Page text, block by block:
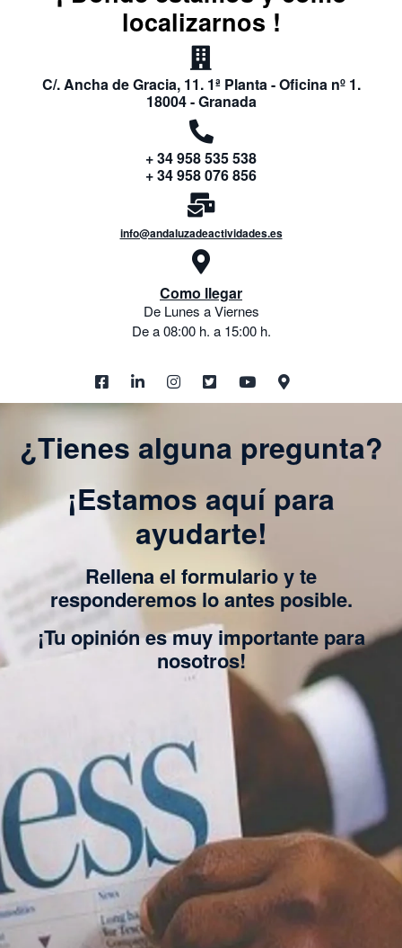
localizarnos !
C/. Ancha de Gracia, 11. 1ª Planta - Oficina nº 1.
18004 - Granada
+ 34 958 535 538
+ 34 958 076 856
info@andaluzadeactividades.es
Como llegar
De Lunes a Viernes
De a 08:00 h. a 15:00 h.
¿Tienes alguna pregunta?
¡Estamos aquí para
ayudarte!
Rellena el formulario y te
responderemos lo antes posible.
¡Tu opinión es muy importante para
nosotros!